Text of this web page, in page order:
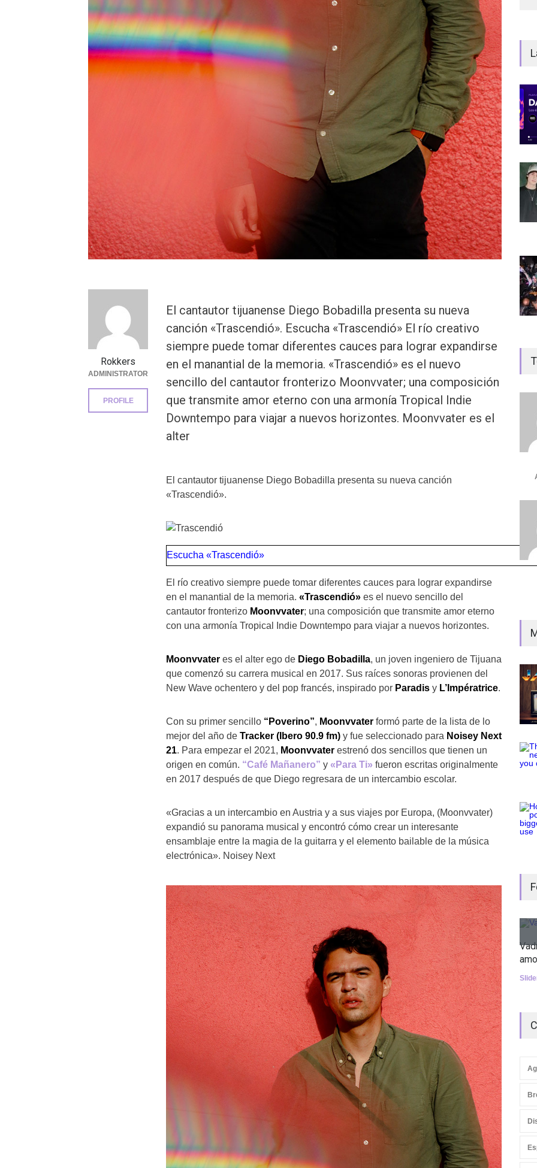
El cantautor tijuanense Diego Bobadilla presenta su nueva
canción «Trascendió». Escucha «Trascendió» El río creativo
siempre puede tomar diferentes cauces para lograr expandirse
en el manantial de la memoria. «Trascendió» es el nuevo
sencillo del cantautor fronterizo Moonvvater; una composición
que transmite amor eterno con una armonía Tropical Indie
Downtempo para viajar a nuevos horizontes. Moonvvater es el
alter
El cantautor tijuanense Diego Bobadilla presenta su nueva canción
«Trascendió».
Escucha «Trascendió»
El río creativo siempre puede tomar diferentes cauces para lograr expandirse
en el manantial de la memoria. «Trascendió» es el nuevo sencillo del
cantautor fronterizo Moonvvater; una composición que transmite amor eterno
con una armonía Tropical Indie Downtempo para viajar a nuevos horizontes.
Moonvvater es el alter ego de Diego Bobadilla, un joven ingeniero de Tijuana
que comenzó su carrera musical en 2017. Sus raíces sonoras provienen del
New Wave ochentero y del pop francés, inspirado por Paradis y L’Impératrice.
Con su primer sencillo “Poverino”, Moonvvater formó parte de la lista de lo
mejor del año de Tracker (Ibero 90.9 fm) y fue seleccionado para Noisey Next
21. Para empezar el 2021, Moonvvater estrenó dos sencillos que tienen un
origen en común. “Café Mañanero” y «Para Ti» fueron escritas originalmente
en 2017 después de que Diego regresara de un intercambio escolar.
«Gracias a un intercambio en Austria y a sus viajes por Europa, (Moonvvater)
expandió su panorama musical y encontró cómo crear un interesante
ensamblaje entre la magia de la guitarra y el elemento bailable de la música
electrónica». Noisey Next
Rokkers
ADMINISTRATOR
PROFILE